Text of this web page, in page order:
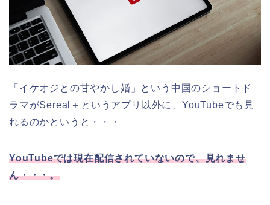
「イケオジとの甘やかし婚」という中国のショートド
ラマがSereal＋というアプリ以外に、YouTubeでも見
れるのかというと・・・
YouTubeでは現在配信されていないので、見れませ
ん・・・。